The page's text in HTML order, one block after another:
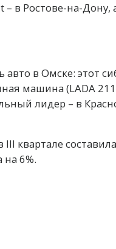
в Ростове-на-Дону,
в Омске: этот
машина (LADA
лидер – в
квартале
6%.